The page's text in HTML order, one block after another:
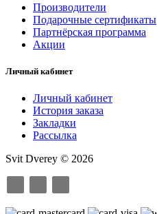
Производители
Подарочные сертификаты
Партнёрская программа
Акции
Личный кабинет
Личный кабинет
История заказа
Закладки
Рассылка
Svit Dverey © 2026